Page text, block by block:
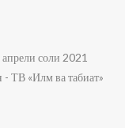
соли 2021
- ТВ «Илм ва табиат»